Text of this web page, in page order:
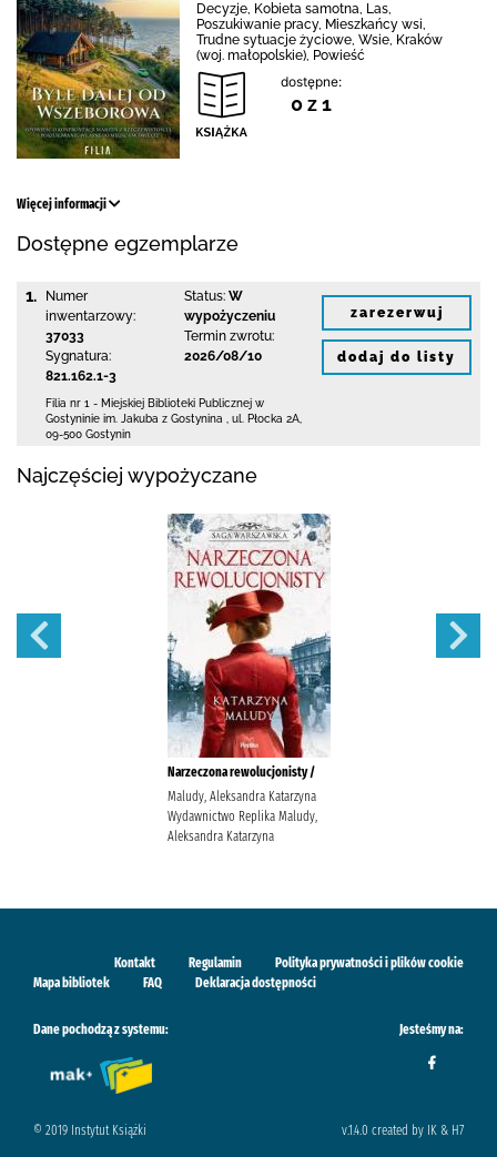
Decyzje, Kobieta samotna, Las,
Poszukiwanie pracy, Mieszkańcy wsi,
Trudne sytuacje życiowe, Wsie, Kraków
(woj. małopolskie), Powieść
dostępne:
0 z 1
Więcej informacji
Dostępne egzemplarze
1.
Numer
inwentarzowy:
37033
Sygnatura:
821.162.1-3
Status: W
wypożyczeniu
Termin zwrotu:
2026/08/10
Filia nr 1 - Miejskiej Biblioteki Publicznej w
Gostyninie im. Jakuba z Gostynina
ul. Płocka 2A
09-500 Gostynin
zarezerwuj
dodaj do listy
Najczęściej wypożyczane
Narzeczona rewolucjonisty /
Maludy, Aleksandra Katarzyna
Wydawnictwo Replika Maludy,
Aleksandra Katarzyna
Kontakt Regulamin
Polityka prywatności i plików cookie
Mapa bibliotek
FAQ Deklaracja dostępności
Dane pochodzą z systemu: Jesteśmy na:
© 2019 Instytut Książki v.1.4.0 created by IK & H7